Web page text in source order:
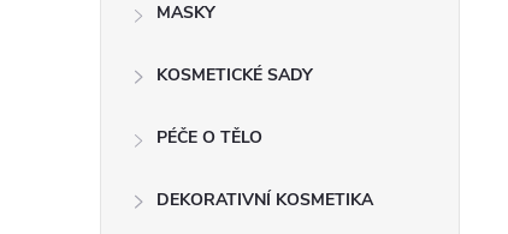
MASKY
KOSMETICKÉ SADY
PÉČE O TĚLO
DEKORATIVNÍ KOSMETIKA